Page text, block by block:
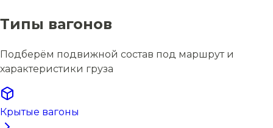
Типы вагонов
Подберём подвижной состав под маршрут и
характеристики груза
Крытые вагоны